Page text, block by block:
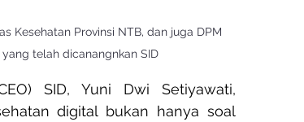
Kesehatan Provinsi NTB, dan juga DPM
telah dicanangnkan SID
SID, Yuni Dwi Setiyawati,
digital bukan hanya soal